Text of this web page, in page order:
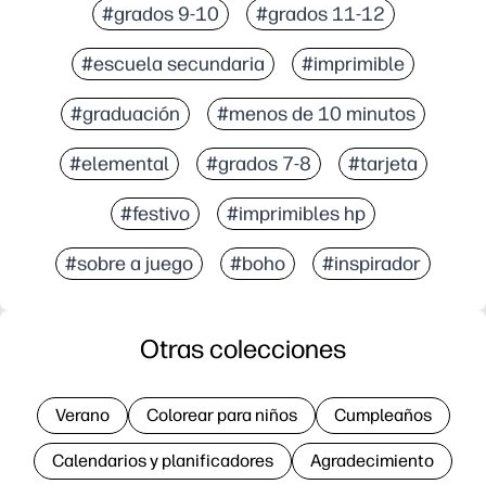
#grados 9-10 #grados 11-12
#escuela secundaria #imprimible
#graduación #menos de 10 minutos
#elemental #grados 7-8 #tarjeta
#festivo #imprimibles hp
#sobre a juego #boho #inspirador
Otras colecciones
Verano Colorear para niños Cumpleaños
Calendarios y planificadores Agradecimiento